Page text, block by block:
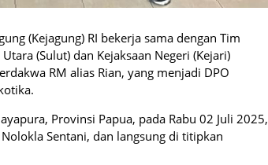
(Kejagung) RI bekerja sama dengan Tim
(Sulut) dan Kejaksaan Negeri (Kejari)
RM alias Rian, yang menjadi DPO
Provinsi Papua, pada Rabu 02 Juli 2025,
Sentani, dan langsung di titipkan